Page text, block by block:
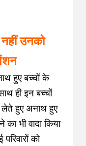
नहीं उनको
हुए बच्चों के
ही इन बच्चों
लेते हुए अनाथ हुए
का भी वादा किया
को